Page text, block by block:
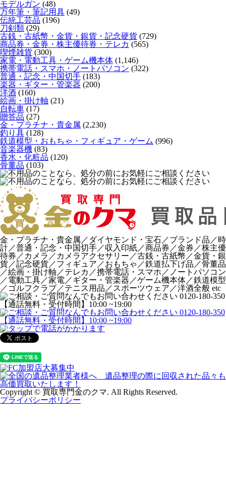
モデルガン (48)
万年筆・筆記用具 (49)
伝統工芸品 (196)
刀剣類 (29)
古銭・古紙幣・金貨・銀貨・記念硬貨 (729)
商品券・金券・株主優待券・テレカ (565)
喫煙雑貨 (300)
家電・電動工具・ゲーム機本体 (1,146)
携帯電話・スマホ・ノートパソコン (322)
普通・記念・中国切手 (183)
楽器・ギター・管楽器 (200)
洋酒 (160)
絵画・掛け軸 (21)
自転車 (17)
贈答品 (27)
金・プラチナ・貴金属 (2,230)
釣り具 (128)
鉄道模型・おもちゃ・フィギュア・ゲーム (996)
音楽器機 (83)
香水・化粧品 (120)
骨董品 (103)
金・プラチナ・貴金属／ダイヤモンド・宝石／ブランド品／時
計／普通・記念・中国切手／収入印紙／商品券／金券／株主優
待券／カメラ／カメラアクセサリー／古銭・古紙幣／金貨・銀
貨／記念硬貨／フィギュア／おもちゃ／鉄道払下げ品／骨董品
／絵画・掛け軸／テレカ／携帯電話・スマホ／ノートパソコン
／電動工具／家電／ギター・管楽器／ゲーム機本体／鉄道模型
／ゴルフクラブ／テニス用品／スポーツウェア／洋酒全般 etc
Copyright © 買取専門金のクマ. All Rights Reserved.
プライバシーポリシー